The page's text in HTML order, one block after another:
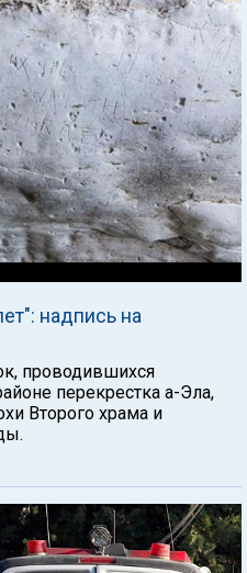
надпись на
проводившихся
перекрестка а-Эла,
Второго храма и